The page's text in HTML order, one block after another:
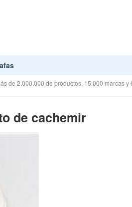
de 2.000.000 de productos, 15.000 marcas y
de cachemir